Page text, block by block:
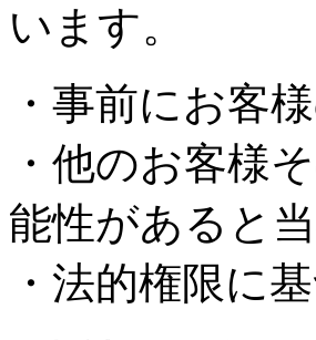
います。
・事前にお客
・他のお客様
能性があると
・法的権限に